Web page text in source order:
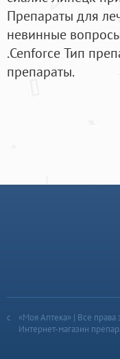
Препараты для
невинные
.Cenforce Тип
препараты.
«Моя Аптека» | Все
Интернет-магазин